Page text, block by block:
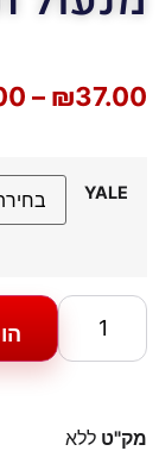
₪37.00
–
YALE
מק"ט ללא